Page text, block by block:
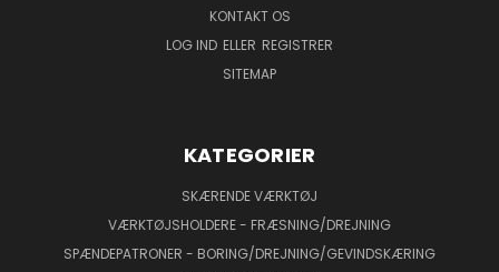
KONTAKT OS
LOG IND ELLER REGISTRER
SITEMAP
KATEGORIER
SKÆRENDE VÆRKTØJ
VÆRKTØJSHOLDERE - FRÆSNING/DREJNING
SPÆNDEPATRONER - BORING/DREJNING/GEVINDSKÆRING